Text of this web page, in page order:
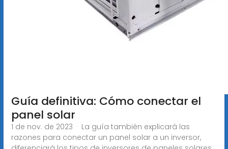
Guía definitiva: Cómo conectar el
panel solar
1 de nov. de 2023 · La guía también explicará las
razones para conectar un panel solar a un inversor,